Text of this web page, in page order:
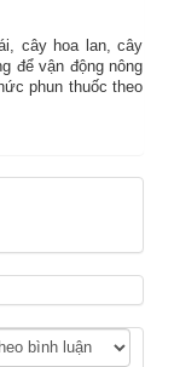
cây hoa lan, cây
để vận động nông
phun thuốc theo